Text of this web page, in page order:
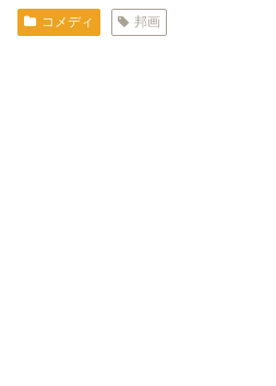
コメディ 邦画